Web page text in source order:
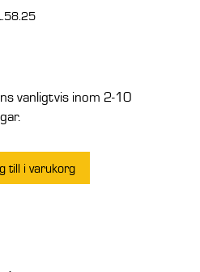
vanligtvis inom 2-10
till i varukorg